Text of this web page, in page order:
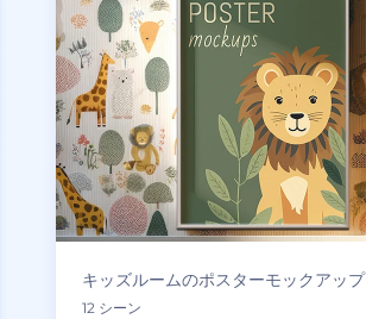
キッズルームのポスターモックアップ
12 シーン